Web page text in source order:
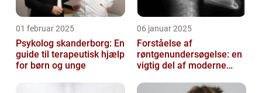
01 februar 2025
Psykolog skanderborg: En
guide til terapeutisk hjælp
for børn og unge
06 januar 2025
Forståelse af
røntgenundersøgelse: en
vigtig del af moderne